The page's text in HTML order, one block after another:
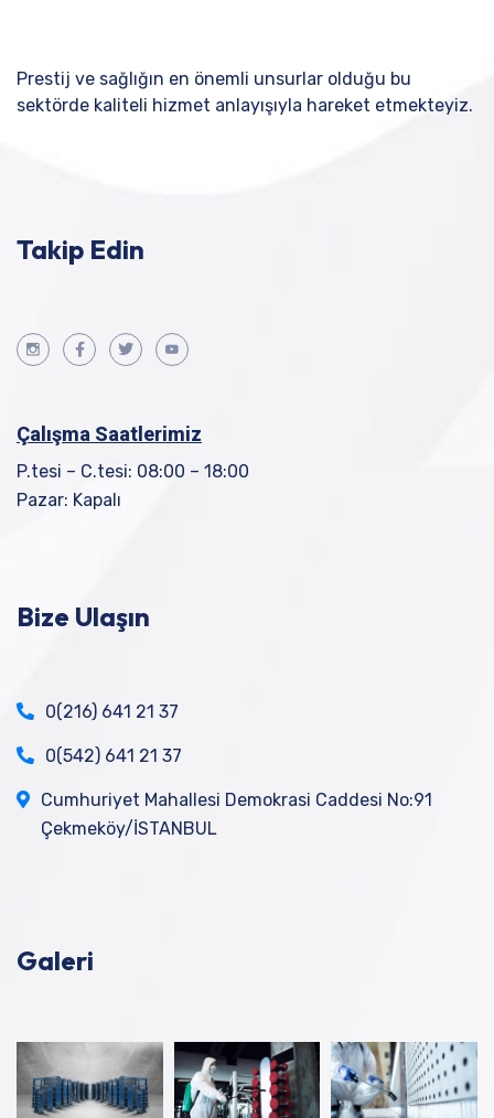
Prestij ve sağlığın en önemli unsurlar olduğu bu
sektörde kaliteli hizmet anlayışıyla hareket etmekteyiz.
Takip Edin
Çalışma Saatlerimiz
P.tesi – C.tesi: 08:00 – 18:00
Pazar: Kapalı
Bize Ulaşın
0(216) 641 21 37
0(542) 641 21 37
Cumhuriyet Mahallesi Demokrasi Caddesi No:91
Çekmeköy/İSTANBUL
Galeri